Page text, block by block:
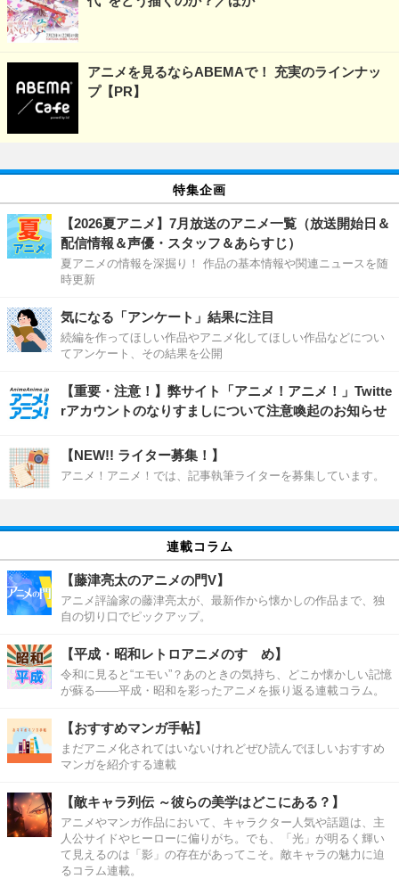
アニメを見るならABEMAで！ 充実のラインナッ
プ【PR】
特集企画
【2026夏アニメ】7月放送のアニメ一覧（放送開始日＆
配信情報＆声優・スタッフ＆あらすじ）
夏アニメの情報を深掘り！ 作品の基本情報や関連ニュースを随
時更新
気になる「アンケート」結果に注目
続編を作ってほしい作品やアニメ化してほしい作品などについ
てアンケート、その結果を公開
【重要・注意！】弊サイト「アニメ！アニメ！」Twitte
rアカウントのなりすましについて注意喚起のお知らせ
【NEW!! ライター募集！】
アニメ！アニメ！では、記事執筆ライターを募集しています。
連載コラム
【藤津亮太のアニメの門V】
アニメ評論家の藤津亮太が、最新作から懐かしの作品まで、独
自の切り口でピックアップ。
【平成・昭和レトロアニメのすゝめ】
令和に見ると“エモい”？あのときの気持ち、どこか懐かしい記憶
が蘇る――平成・昭和を彩ったアニメを振り返る連載コラム。
【おすすめマンガ手帖】
まだアニメ化されてはいないけれどぜひ読んでほしいおすすめ
マンガを紹介する連載
【敵キャラ列伝 ～彼らの美学はどこにある？】
アニメやマンガ作品において、キャラクター人気や話題は、主
人公サイドやヒーローに偏りがち。でも、「光」が明るく輝い
て見えるのは「影」の存在があってこそ。敵キャラの魅力に迫
るコラム連載。